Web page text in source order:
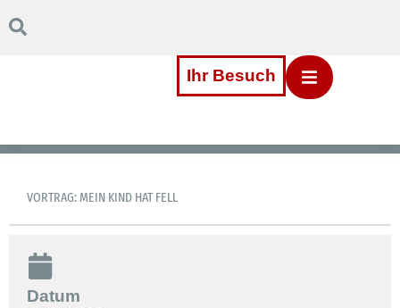
Inhalt
zum
Ihr Besuch
VORTRAG: MEIN KIND HAT FELL
Datum